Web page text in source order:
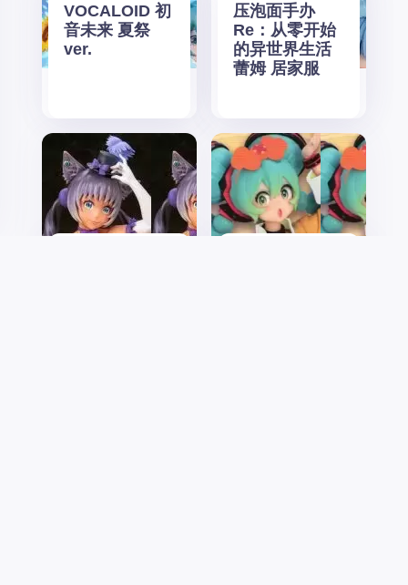
VOCALOID 初
音未来 夏祭
ver.
压泡面手办
Re：从零开始
的异世界生活
蕾姆 居家服